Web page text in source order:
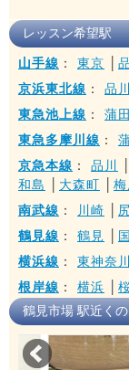
レッスン希望駅
山手線 ： 東京
京浜東北線 ： 品川
東急池上線 ： 蒲田
東急多摩川線 ：
京急本線 ： 品川
和島
大森町
南武線 ： 川崎
鶴見線 ： 鶴見
横浜線 ： 東神奈川
根岸線 ： 横浜
鶴見市場 駅近く
Prev